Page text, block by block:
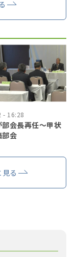
- 16:28
会長再任〜甲状
部会
る